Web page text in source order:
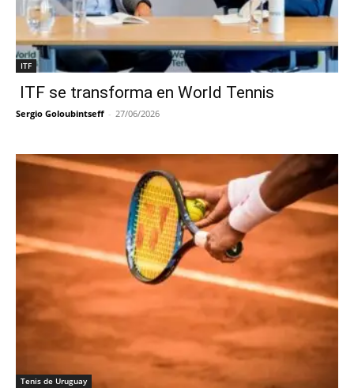
ITF
ITF se transforma en World Tennis
Sergio Goloubintseff - 27/06/2026
Tenis de Uruguay